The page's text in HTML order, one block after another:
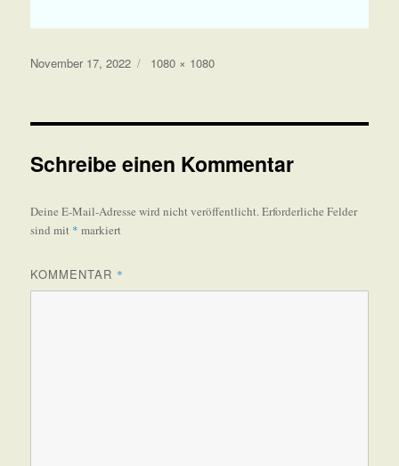
Veröffentlicht
November 17, 2022
Volle
1080 × 1080
Schreibe einen Kommentar
Deine E-Mail-Adresse wird nicht veröffentlicht.Erforderliche Felder
sind mit * markiert
KOMMENTAR *